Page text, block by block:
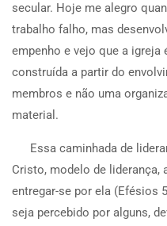
secular. Hoje me alegro
trabalho falho, mas
empenho e vejo que a igreja
construída a partir do
membros e não uma
material.
Essa caminhada de
Cristo, modelo de liderança,
entregar-se por ela (Efésios
seja percebido por alguns,